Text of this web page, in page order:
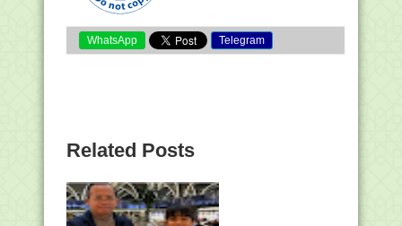
WhatsApp Telegram
Related Posts